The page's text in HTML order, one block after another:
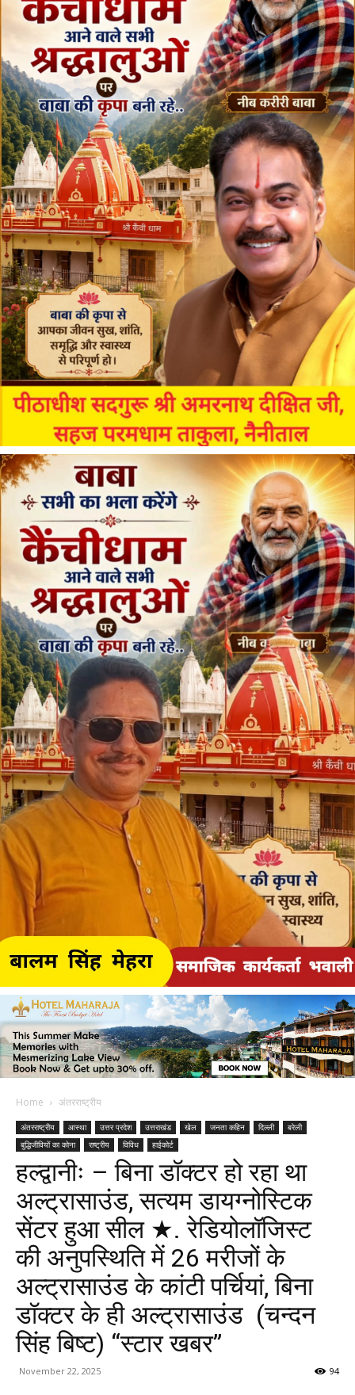
Home अंतरराष्ट्रीय
अंतरराष्ट्रीय आस्था उत्तर प्रदेश उत्तराखंड खेल जनता कहिन दिल्ली
बरेली
बुद्धिजीवियों का कोना
राष्ट्रीय विविध हाईकोर्ट
हल्द्वानीः – बिना डॉक्टर हो रहा था
अल्ट्रासाउंड, सत्यम डायग्नोस्टिक
सेंटर हुआ सील ★. रेडियोलॉजिस्ट
की अनुपस्थिति में 26 मरीजों के
अल्ट्रासाउंड के कांटी पर्चियां, बिना
डॉक्टर के ही अल्ट्रासाउंड (चन्दन
सिंह बिष्ट) “स्टार खबर”
November 22, 2025 94